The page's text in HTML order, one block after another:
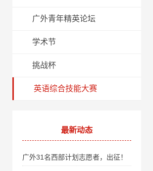
广外青年精英论坛
学术节
挑战杯
英语综合技能大赛
最新动态
广外31名西部计划志愿者，出征！